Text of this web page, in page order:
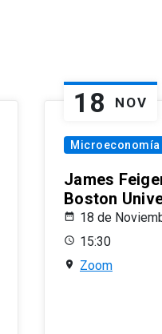
18 NOV
James
Boston
18 de
15:30
Zoom